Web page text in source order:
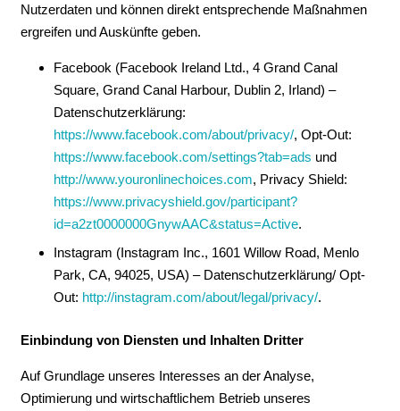
Nutzerdaten und können direkt entsprechende Maßnahmen
ergreifen und Auskünfte geben.
Facebook (Facebook Ireland Ltd., 4 Grand Canal
Square, Grand Canal Harbour, Dublin 2, Irland) –
Datenschutzerklärung:
https://www.facebook.com/about/privacy/, Opt-Out:
https://www.facebook.com/settings?tab=ads und
http://www.youronlinechoices.com, Privacy Shield:
https://www.privacyshield.gov/participant?
id=a2zt0000000GnywAAC&status=Active.
Instagram (Instagram Inc., 1601 Willow Road, Menlo
Park, CA, 94025, USA) – Datenschutzerklärung/ Opt-
Out: http://instagram.com/about/legal/privacy/.
Einbindung von Diensten und Inhalten Dritter
Auf Grundlage unseres Interesses an der Analyse,
Optimierung und wirtschaftlichem Betrieb unseres